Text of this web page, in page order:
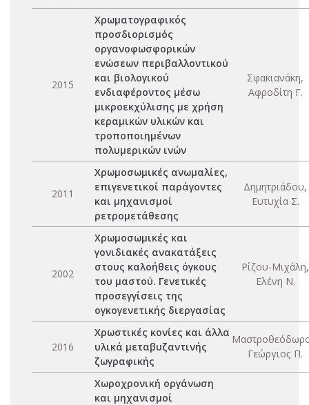
2015
Χρωματογραφικός
προσδιορισμός
οργανοφωσφορικών
ενώσεων περιβαλλοντικού
και βιολογικού
ενδιαφέροντος μέσω
μικροεκχύλισης με χρήση
κεραμικών υλικών και
τροποποιημένων
πολυμερικών ινών
Σφακιανάκη,
Αφροδίτη Γ.
2011
Χρωμοσωμικές ανωμαλίες,
επιγενετικοί παράγοντες
και μηχανισμοί
ρετρομετάθεσης
Δημητριάδου,
Ευτυχία Σ.
2002
Χρωμοσωμικές και
γονιδιακές ανακατάξεις
στους καλοήθεις όγκους
του μαστού. Γενετικές
προσεγγίσεις της
ογκογενετικής διεργασίας
Ρίζου-Μιχάλη,
Ελένη Ν.
2016
Χρωστικές κονίες και άλλα
υλικά μεταβυζαντινής
ζωγραφικής
Γεώργιος Π.
Χωροχρονική οργάνωση
και μηχανισμοί